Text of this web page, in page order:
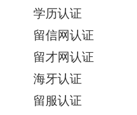
学历认证
留信网认证
留才网认证
海牙认证
留服认证